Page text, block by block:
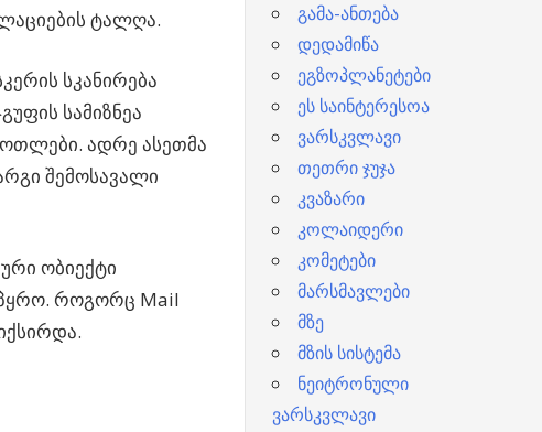
ტალღა.
სკანირება
სამიზნეა
ადრე ასეთმა
შემოსავალი
ობიექტი
როგორც Mail
გამა-ანთება
დედამიწა
ეგზოპლანეტები
ეს საინტერესოა
ვარსკვლავი
თეთრი ჯუჯა
კვაზარი
კოლაიდერი
კომეტები
მარსმავლები
მზე
მზის სისტემა
ნეიტრონული
ვარსკვლავი